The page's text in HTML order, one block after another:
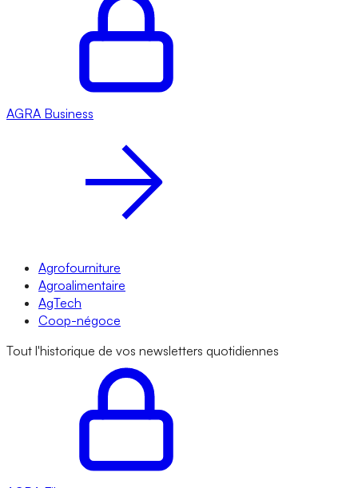
AGRA Business
Agrofourniture
Agroalimentaire
AgTech
Coop-négoce
Tout l'historique de vos newsletters quotidiennes